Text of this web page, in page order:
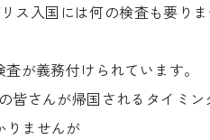
ス入国には何の検査も要り
が義務付けられています。
皆さんが帰国されるタイミン
りませんが